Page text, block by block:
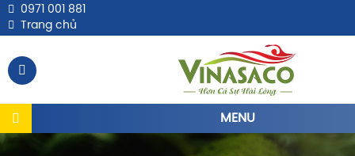
0971 001 881
Trang chủ
MENU